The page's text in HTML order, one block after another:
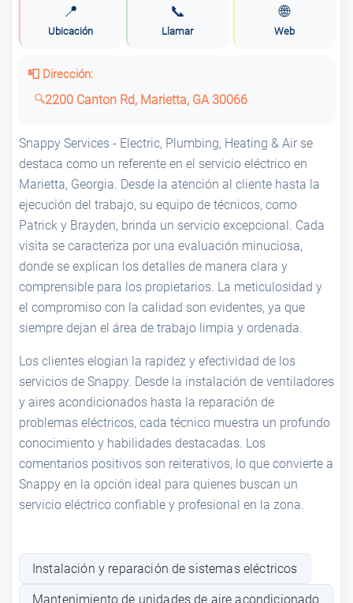
📍
Ubicación
📞
Llamar
🌐
Web
📮 Dirección:
2200 Canton Rd, Marietta, GA 30066
Snappy Services - Electric, Plumbing, Heating & Air se
destaca como un referente en el servicio eléctrico en
Marietta, Georgia. Desde la atención al cliente hasta la
ejecución del trabajo, su equipo de técnicos, como
Patrick y Brayden, brinda un servicio excepcional. Cada
visita se caracteriza por una evaluación minuciosa,
donde se explican los detalles de manera clara y
comprensible para los propietarios. La meticulosidad y
el compromiso con la calidad son evidentes, ya que
siempre dejan el área de trabajo limpia y ordenada.
Los clientes elogian la rapidez y efectividad de los
servicios de Snappy. Desde la instalación de ventiladores
y aires acondicionados hasta la reparación de
problemas eléctricos, cada técnico muestra un profundo
conocimiento y habilidades destacadas. Los
comentarios positivos son reiterativos, lo que convierte a
Snappy en la opción ideal para quienes buscan un
servicio eléctrico confiable y profesional en la zona.
Instalación y reparación de sistemas eléctricos
Mantenimiento de unidades de aire acondicionado